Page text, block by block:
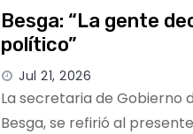
Besga: “La gente
político”
Jul 21, 2026
La secretaria de Gobierno
Besga, se refirió al